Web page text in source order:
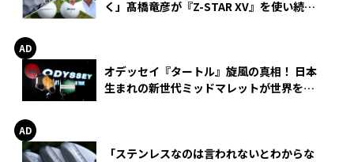
く」髙橋竜彦が『Z-STAR XV』を使い続け
オデッセイ『タートル』旋風の真相！ 日本
生まれの新世代ミッドマレットが世界を席
「ステンレスなのは言われないとわからな